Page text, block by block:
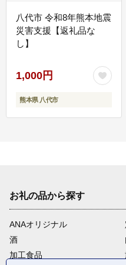
八代市 令和8年熊本地震
災害支援【返礼品な
し】
1,000円
熊本県 八代市
お礼の品から探す
ANAオリジナル
酒
加工食品